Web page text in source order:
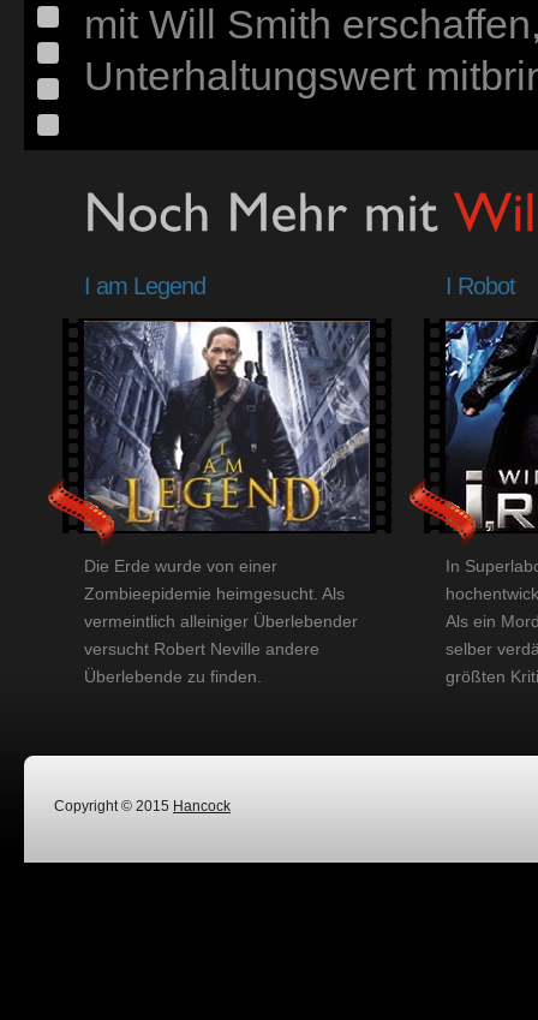
mit Will Smith
Unterhaltungswert
I am Legend
Die Erde wurde von einer
Zombieepidemie heimgesucht. Als
vermeintlich alleiniger Überlebender
versucht Robert Neville andere
Überlebende zu finden.
I Robot
In
Als ein
selber
größten
Copyright © 2015 Hancock